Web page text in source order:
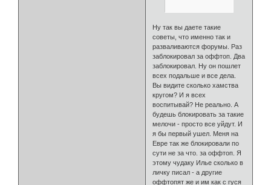
Ну так вы даете такие
советы, что именно так и
разваливаются форумы. Раз
заблокировал за оффтоп. Два
заблокировал. Ну он пошлет
всех подальше и все дела.
Вы видите сколько хамства
кругом? И я всех
воспитывай? Не реально. А
будешь блокировать за такие
мелочи - просто все уйдут. И
я бы первый ушел. Меня на
Евре так же блокировали по
сути не за что. за оффтоп. Я
этому чудаку Илье сколько в
личку писал - а другие
оффтопят же и им как с гуся